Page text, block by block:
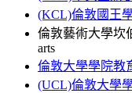
(KCL)倫敦國王
倫敦藝術大學坎
arts
倫敦大學學院教
(UCL)倫敦大學